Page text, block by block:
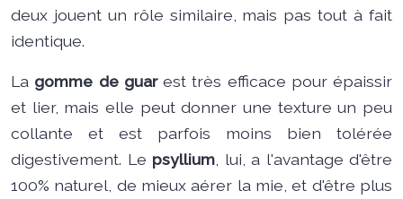
deux jouent un rôle similaire, mais pas tout à fait
identique.
La gomme de guarest très efficace pour épaissir
et lier, mais elle peut donner une texture un peu
collante et est parfois moins bien tolérée
digestivement. Le psyllium , lui, a l'avantage d'être
100% naturel, de mieux aérer la mie, et d'être plus